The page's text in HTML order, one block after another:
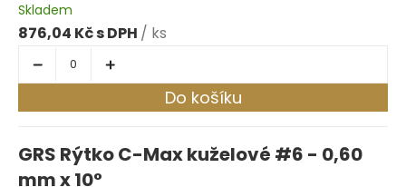
Skladem
876,04 Kč / ks
Do košíku
GRS Rýtko C-Max kuželové #6 - 0,60
mm x 10°